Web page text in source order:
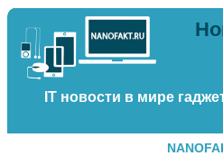
IT новости в мире